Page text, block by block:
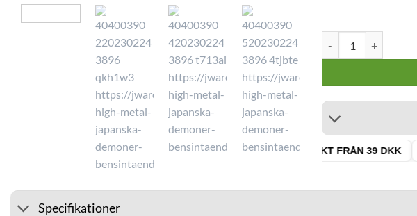
⭐ 4.6 PÅ GOOGLE 🚚 FRAKT FRÅN 39 DKK
Specifikationer